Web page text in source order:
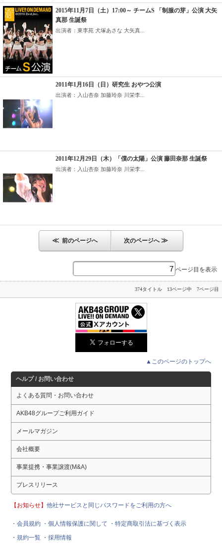
2015年11月7日（土）17:00～ チームS 「制服の芽」公演 大矢
真那 生誕祭
出演者：東李苑 犬塚あさな 大矢真...
2011年1月16日（日）研究生 おやつ公演
出演者：入山杏奈 加藤玲奈 川栄李...
2011年12月29日（木）「僕の太陽」公演 藤田奈那 生誕祭
出演者：入山杏奈 加藤玲奈 川栄李...
≪ 前のページへ 次のページへ≫
ページ目を表示
374タイトル 13ページ中 7ページ目
▲このページのトップへ
ヘルプ / お問い合わせ
よくある質問・お問い合わせ
AKB48グループご利用ガイド
メールマガジン
会社概要
事業提携・事業譲渡(M&A)
プレスリリース
【お知らせ】他社サービスと同じパスワードをご利用の方へ
・会員規約 ・個人情報保護に関して
・特定商取引法に基づく表示
・規約一覧 ・採用情報